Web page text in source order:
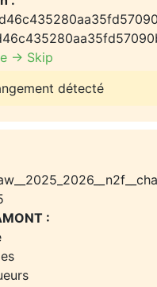
→ Skip
détecté
: